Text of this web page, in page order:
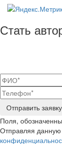
Стать
Отправить заявку
Поля,
Отправляя